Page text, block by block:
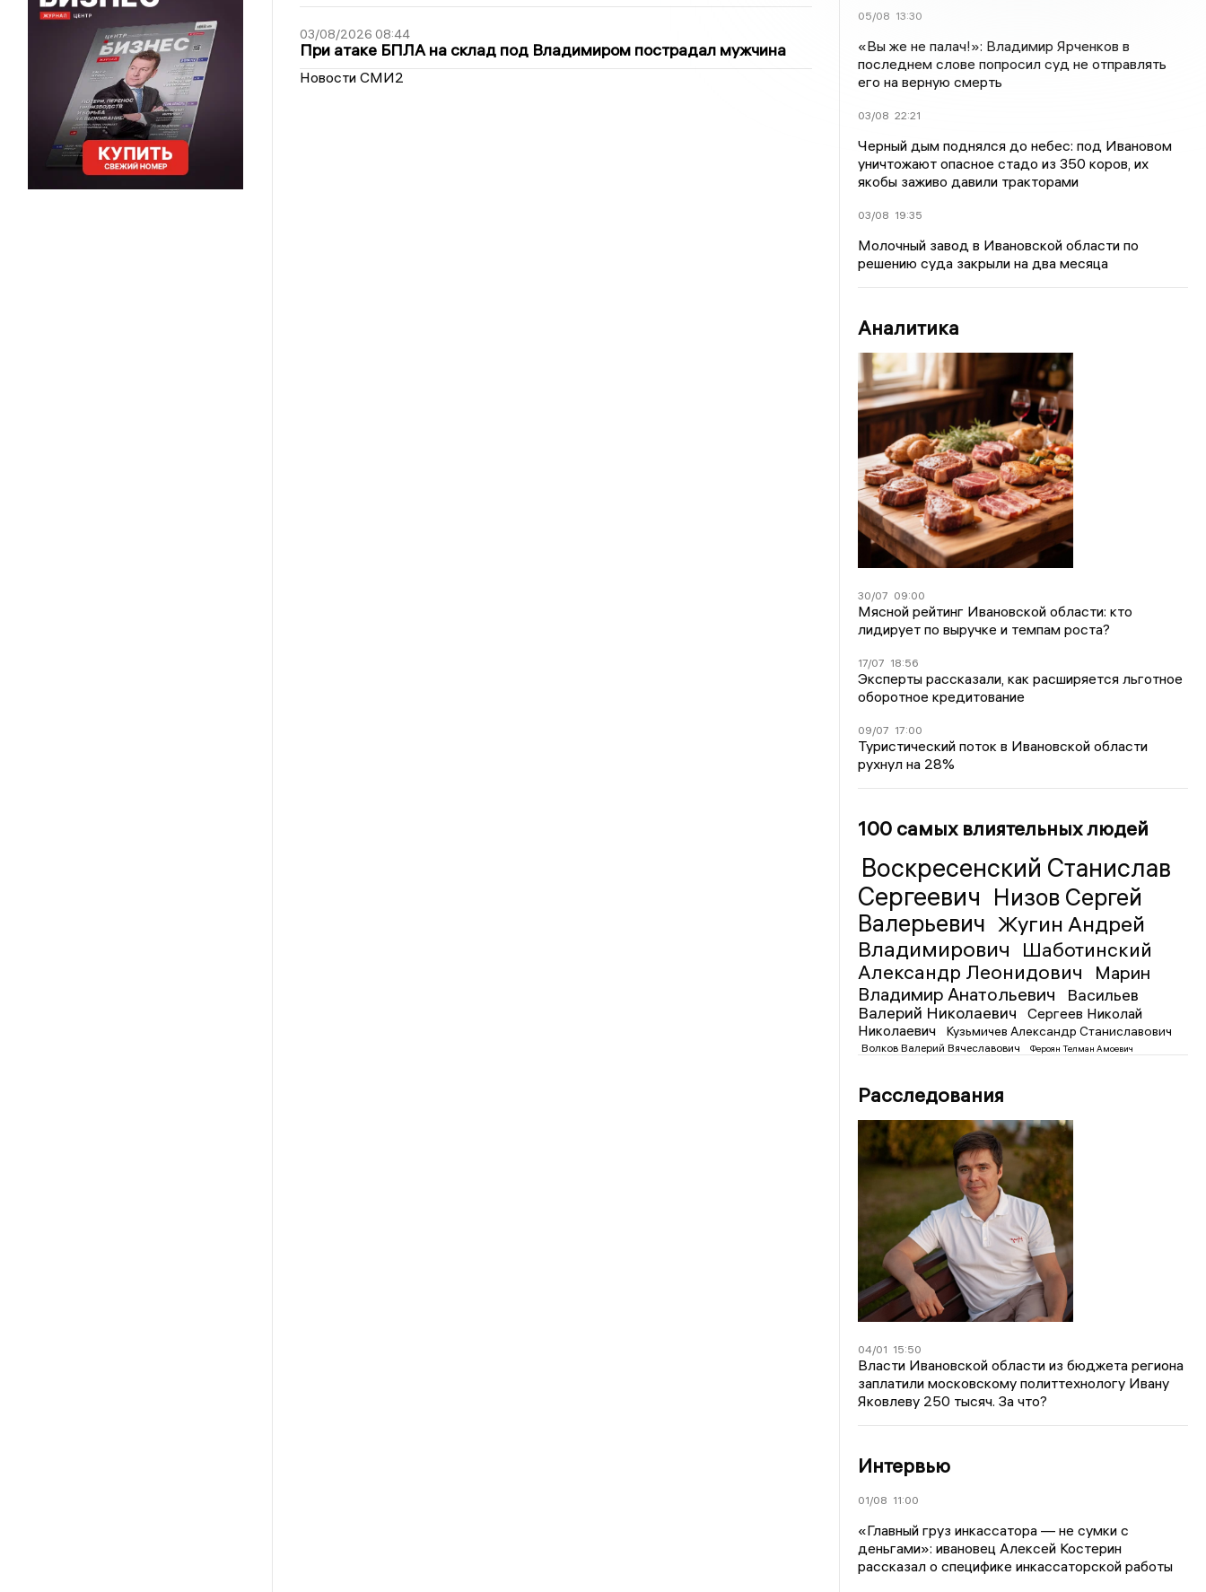
03/08/2026 08:44
При атаке БПЛА на склад под Владимиром пострадал мужчина
Новости СМИ2
05/08 13:30
«Вы же не палач!»: Владимир Ярченков в
последнем слове попросил суд не отправлять
его на верную смерть
03/08 22:21
Черный дым поднялся до небес: под Ивановом
уничтожают опасное стадо из 350 коров, их
якобы заживо давили тракторами
03/08 19:35
Молочный завод в Ивановской области по
решению суда закрыли на два месяца
Аналитика
30/07 09:00
Мясной рейтинг Ивановской области: кто
лидирует по выручке и темпам роста?
17/07 18:56
Эксперты рассказали, как расширяется льготное
оборотное кредитование
09/07 17:00
Туристический поток в Ивановской области
рухнул на 28%
100 самых влиятельных людей
Воскресенский Станислав
Сергеевич Низов Сергей
Валерьевич Жугин Андрей
Владимирович
Шаботинский
Александр Леонидович
Марин
Владимир Анатольевич
Васильев
Валерий Николаевич
Сергеев Николай
Николаевич
Кузьмичев Александр Станиславович
Волков Валерий Вячеславович Фероян Телман Амоевич
Расследования
04/01 15:50
Власти Ивановской области из бюджета региона
заплатили московскому политтехнологу Ивану
Яковлеву 250 тысяч. За что?
Интервью
01/08 11:00
«Главный груз инкассатора — не сумки с
деньгами»: ивановец Алексей Костерин
рассказал о специфике инкассаторской работы